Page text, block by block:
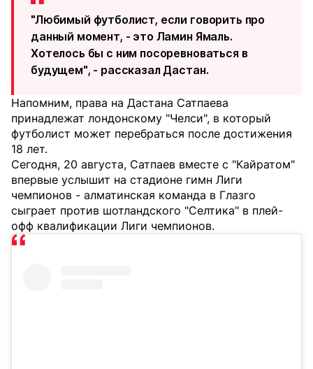
"Любимый футболист, если говорить про
данный момент, - это Ламин Ямаль.
Хотелось бы с ним посоревноваться в
будущем", - рассказал Дастан.
Напомним, права на Дастана Сатпаева
принадлежат лондонскому "Челси", в который
футболист может перебраться после достижения
18 лет.
Сегодня, 20 августа, Сатпаев вместе с "Кайратом"
впервые услышит на стадионе гимн Лиги
чемпионов - алматинская команда в Глазго
сыграет против шотландского "Селтика" в плей-
офф квалификации Лиги чемпионов.